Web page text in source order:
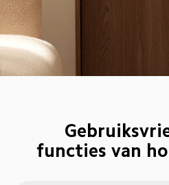
functies van